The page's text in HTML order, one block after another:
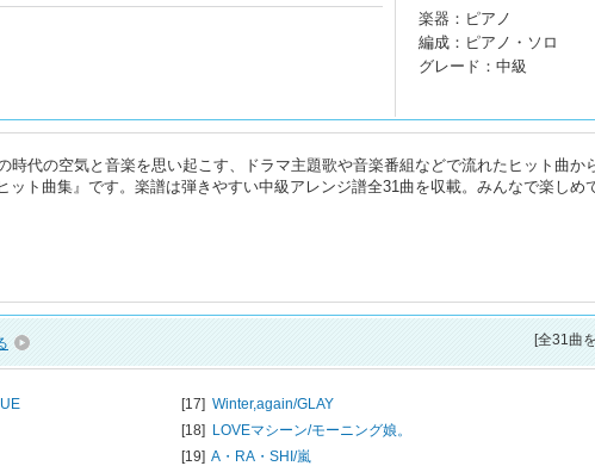
楽器：ピアノ
編成：ピアノ・ソロ
グレード：中級
時代の空気と音楽を思い起こす、ドラマ主題歌や音楽番組などで流れたヒット曲か
ット曲集』です。楽譜は弾きやすい中級アレンジ譜全31曲を収載。みんなで楽しめ
[全31曲
[17] Winter,again/GLAY
[18] LOVEマシーン/モーニング娘。
[19] A・RA・SHI/嵐